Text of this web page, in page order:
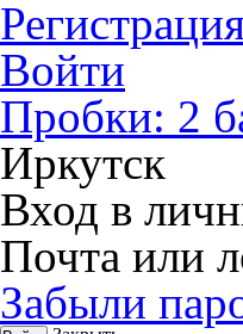
Войти
Пробки: 2
Иркутск
Вход в
Почта или
Забыли